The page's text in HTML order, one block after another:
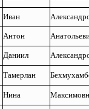
Иван
Антон
Даниил
Тамерлан
Нина